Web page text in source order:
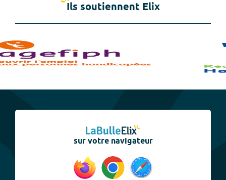
Ils soutiennent Elix
sur votre navigateur